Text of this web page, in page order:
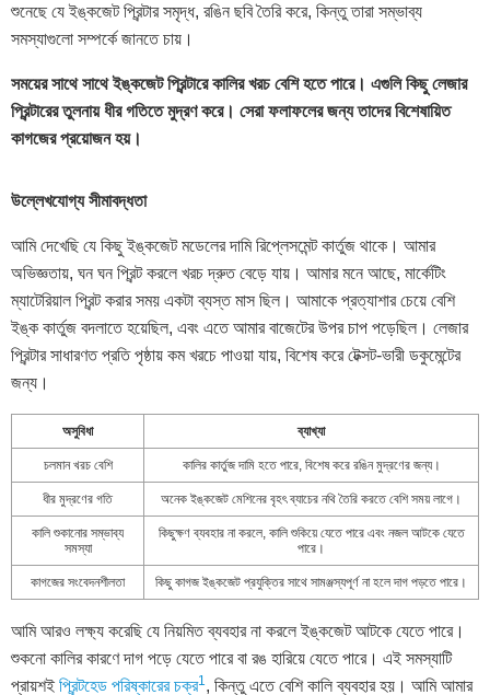
শুনেছে যে ইঙ্কজেট প্রিন্টার সমৃদ্ধ, রঙিন ছবি তৈরি করে, কিন্তু তারা সম্ভাব্য
সমস্যাগুলো সম্পর্কে জানতে চায়।
সময়ের সাথে সাথে ইঙ্কজেট প্রিন্টারে কালির খরচ বেশি হতে পারে। এগুলি কিছু লেজার
প্রিন্টারের তুলনায় ধীর গতিতে মুদ্রণ করে। সেরা ফলাফলের জন্য তাদের বিশেষায়িত
কাগজের প্রয়োজন হয়।
উল্লেখযোগ্য সীমাবদ্ধতা
আমি দেখেছি যে কিছু ইঙ্কজেট মডেলের দামি রিপ্লেসমেন্ট কার্তুজ থাকে। আমার
অভিজ্ঞতায়, ঘন ঘন প্রিন্ট করলে খরচ দ্রুত বেড়ে যায়। আমার মনে আছে, মার্কেটিং
ম্যাটেরিয়াল প্রিন্ট করার সময় একটা ব্যস্ত মাস ছিল। আমাকে প্রত্যাশার চেয়ে বেশি
ইঙ্ক কার্তুজ বদলাতে হয়েছিল, এবং এতে আমার বাজেটের উপর চাপ পড়েছিল। লেজার
প্রিন্টার সাধারণত প্রতি পৃষ্ঠায় কম খরচে পাওয়া যায়, বিশেষ করে টেক্সট-ভারী ডকুমেন্টের
জন্য।
অসুবিধা ব্যাখ্যা
চলমান খরচ বেশি কালির কার্তুজ দামি হতে পারে, বিশেষ করে রঙিন মুদ্রণের জন্য।
ধীর মুদ্রণের গতি অনেক ইঙ্কজেট মেশিনের বৃহৎ ব্যাচের নথি তৈরি করতে বেশি সময় লাগে।
কালি শুকানোর সম্ভাব্য
সমস্যা
কিছুক্ষণ ব্যবহার না করলে, কালি শুকিয়ে যেতে পারে এবং নজল আটকে যেতে
পারে।
কাগজের সংবেদনশীলতা কিছু কাগজ ইঙ্কজেট প্রযুক্তির সাথে সামঞ্জস্যপূর্ণ না হলে দাগ পড়তে পারে।
আমি আরও লক্ষ্য করেছি যে নিয়মিত ব্যবহার না করলে ইঙ্কজেট আটকে যেতে পারে।
শুকনো কালির কারণে দাগ পড়ে যেতে পারে বা রঙ হারিয়ে যেতে পারে। এই সমস্যাটি
প্রায়শই প্রিন্টহেড পরিষ্কারের চক্র1, কিন্তু এতে বেশি কালি ব্যবহার হয়। আমি আমার